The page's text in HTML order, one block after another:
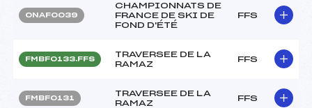
ONAF0039
CHAMPIONNATS DE
FRANCE DE SKI DE
FOND D'ÉTÉ
FFS
FMBF0133.FFS
TRAVERSEE DE LA
RAMAZ
FFS
FMBF0131
TRAVERSEE DE LA
RAMAZ
FFS